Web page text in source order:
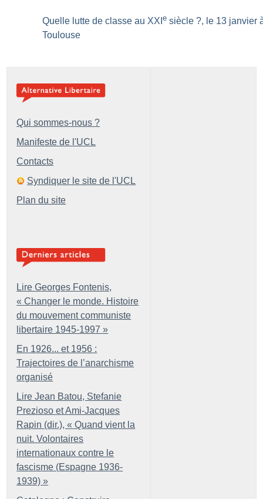
Quelle lutte de classe au XXIe siècle ?, le 13 janvier
Toulouse
Qui sommes-nous ?
Manifeste de l'UCL
Contacts
Syndiquer le site de l'UCL
Plan du site
Lire Georges Fontenis,
« Changer le monde. Histoire
du mouvement communiste
libertaire 1945-1997 »
En 1926... et 1956 :
Trajectoires de l’anarchisme
organisé
Lire Jean Batou, Stefanie
Prezioso et Ami-Jacques
Rapin (dir.), « Quand vient la
nuit. Volontaires
internationaux contre le
fascisme (Espagne 1936-
1939) »